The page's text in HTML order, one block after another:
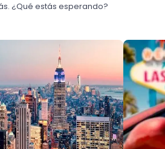
¿Qué estás esperando?